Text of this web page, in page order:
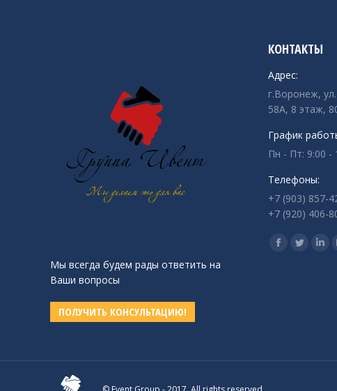
Мы всегда будем рады ответить на
Ваши вопросы
ПОЛУЧИТЬ КОНСУЛЬТАЦИЮ!
КОНТАКТЫ
Адрес:
г.Воронеж,
58А, 8 этаж,
График
Пн - Пт: 9:00 -
Телефоны:
+7 (903) 857-
+7 (920) 406-
Ищите нас:
Страница